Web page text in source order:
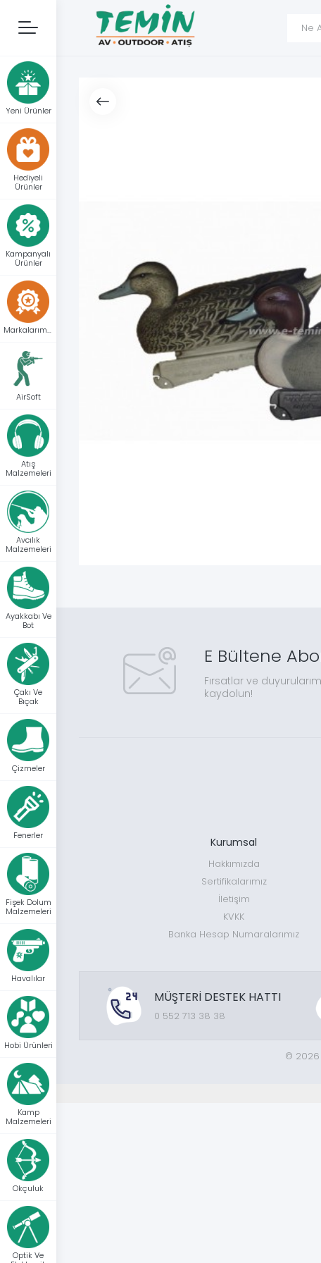
Yeni Ürünler
Hediyeli
Ürünler
Kampanyalı
Ürünler
AirSoft
Atış
Malzemeleri
Avcılık
Malzemeleri
Ayakkabı Ve
Bot
Çakı Ve
Bıçak
Çizmeler
Fenerler
Fişek Dolum
Malzemeleri
Havalılar
Hobi Ürünleri
Kamp
Malzemeleri
Okçuluk
Optik Ve
E Bültene
Fırsatlar ve
kaydolun!
Kurumsal
Hakkımızda
Sertifikalarımız
İletişim
KVKK
Banka Hesap Numaralarımız
MÜŞTERİ DESTEK HATTI
0 552 713 38 38
© 2026